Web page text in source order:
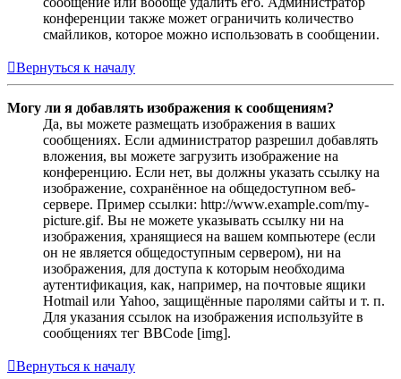
конференции также может ограничить количество
смайликов, которое можно использовать в сообщении.
Вернуться к началу
Могу ли я добавлять изображения к сообщениям?
Да, вы можете размещать изображения в ваших
сообщениях. Если администратор разрешил добавлять
вложения, вы можете загрузить изображение на
конференцию. Если нет, вы должны указать ссылку на
изображение, сохранённое на общедоступном веб-
сервере. Пример ссылки: http://www.example.com/my-
picture.gif. Вы не можете указывать ссылку ни на
изображения, хранящиеся на вашем компьютере (если
он не является общедоступным сервером), ни на
изображения, для доступа к которым необходима
аутентификация, как, например, на почтовые ящики
Hotmail или Yahoo, защищённые паролями сайты и т. п.
Для указания ссылок на изображения используйте в
сообщениях тег BBCode [img].
Вернуться к началу